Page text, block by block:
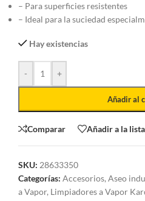
– Para superficies resistentes
– Ideal para la suciedad
Hay existencias
- +
Añadir al
Comparar Añadir a la
SKU: 28633350
Categorías: Accesorios, Aseo
a Vapor, Limpiadores a Vapor